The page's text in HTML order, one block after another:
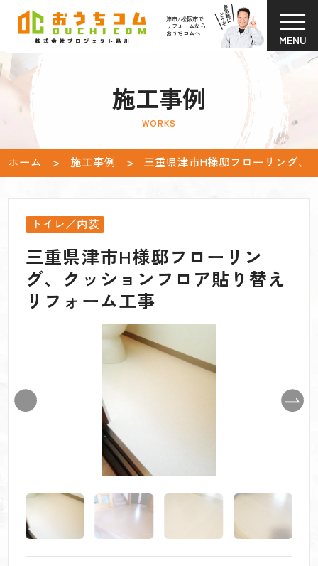
津市/松阪市で
リフォームなら
おうちコムへ
MENU
施工事例
WORKS
ホーム 施工事例 三重県津市H様邸フローリング、
トイレ 内装
三重県津市H様邸フローリン
グ、クッションフロア貼り替え
リフォーム工事